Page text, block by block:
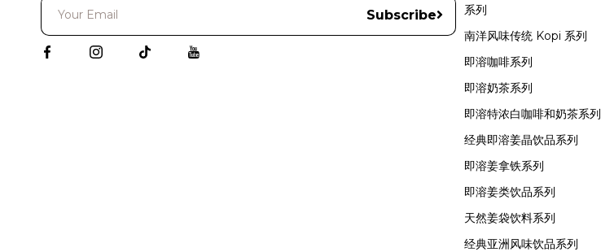
Subscribe
系列
南洋风味传统 Kopi 系列
即溶咖啡系列
即溶奶茶系列
即溶特浓白咖啡和奶茶系列
经典即溶姜晶饮品系列
即溶姜拿铁系列
即溶姜类饮品系列
天然姜袋饮料系列
经典亚洲风味饮品系列